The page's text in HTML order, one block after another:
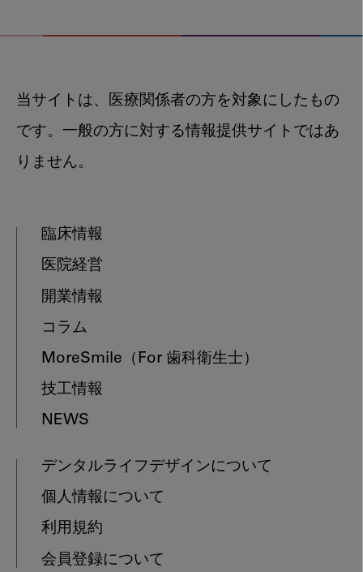
当サイトは、医療関係者の方を対象にしたもの
です。一般の方に対する情報提供サイトではあ
りません。
臨床情報
医院経営
開業情報
コラム
MoreSmile （For 歯科衛生士）
技工情報
NEWS
デンタルライフデザインについて
個人情報について
利用規約
会員登録について